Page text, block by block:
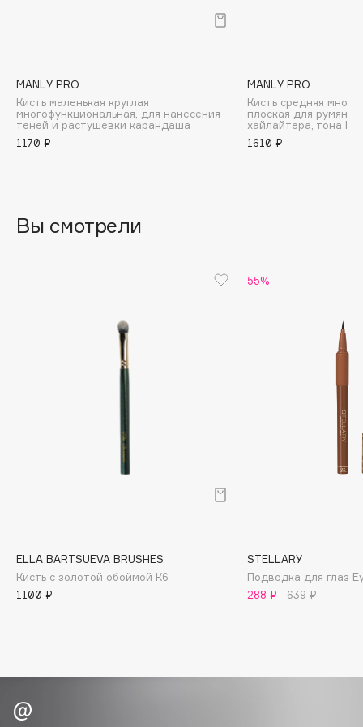
Balmain Hair Couture
Banderas
Basicare
Beautyblades
НОВИНКА
Brunello Cucinelli
Bvlgari
MANLY PRO
Кисть маленькая круглая
многофункциональная, для нанесения
теней и растушевки карандаша
1170 ₽
MANLY PRO
Кисть средняя
плоская для румян,
хайлайтера, тона
1610 ₽
Вы смотрели
ELLA BARTSUEVA BRUSHES
Кисть с золотой обоймой К6
1100 ₽
55%
STELLARY
Подводка для глаз
288 ₽
639 ₽